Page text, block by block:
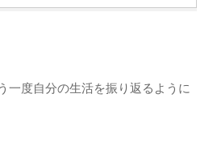
一度自分の生活を振り返るように